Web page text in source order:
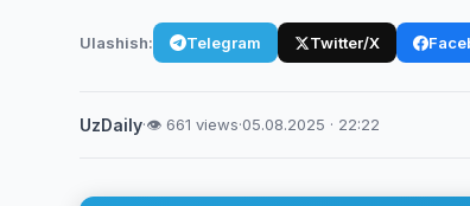
Ulashish: Telegram Twitter/X
UzDaily·👁 661 views·05.08.2025 · 22:22